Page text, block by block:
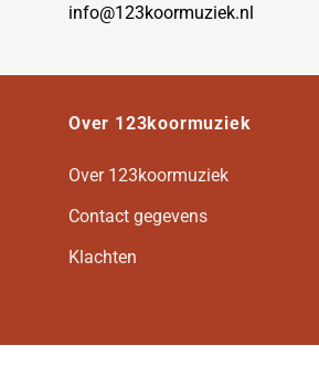
info@123koormuziek.nl
Over 123koormuziek
Over 123koormuziek
Contact gegevens
Klachten